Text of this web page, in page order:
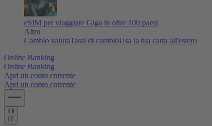
eSIM per viaggiare Giga in oltre 100 paesi
Altro
Cambio valutaTassi di cambioUsa la tua carta all'estero
Online Banking
Online Banking
Apri un conto corrente
Apri un conto corrente
IT